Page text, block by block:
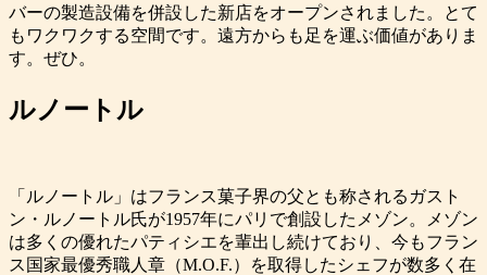
バーの製造設備を併設した新店をオープンされました。とて
もワクワクする空間です。遠方からも足を運ぶ価値がありま
す。ぜひ。
ルノートル
「ルノートル」はフランス菓子界の父とも称されるガスト
ン・ルノートル氏が1957年にパリで創設したメゾン。メゾン
は多くの優れたパティシエを輩出し続けており、今もフラン
ス国家最優秀職人章（M.O.F.）を取得したシェフが数多く在